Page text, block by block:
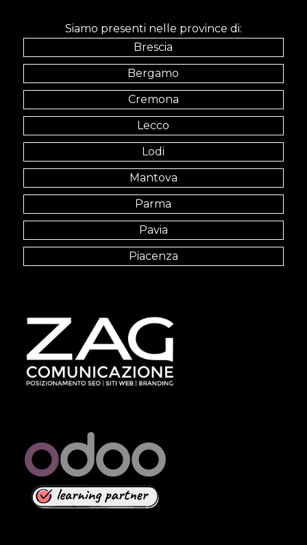
Siamo presenti nelle province di:
Brescia
Bergamo
Cremona
Lecco
Lodi
Mantova
Parma
Pavia
Piacenza